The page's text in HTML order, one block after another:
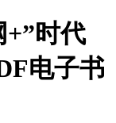
+”时代
电子书